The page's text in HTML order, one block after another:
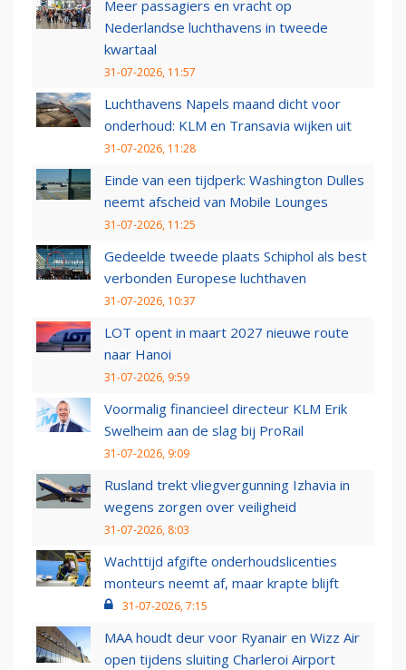
Meer passagiers en vracht op
Nederlandse luchthavens in tweede
kwartaal
31-07-2026, 11:57
Luchthavens Napels maand dicht voor
onderhoud: KLM en Transavia wijken uit
31-07-2026, 11:28
Einde van een tijdperk: Washington Dulles
neemt afscheid van Mobile Lounges
31-07-2026, 11:25
Gedeelde tweede plaats Schiphol als best
verbonden Europese luchthaven
31-07-2026, 10:37
LOT opent in maart 2027 nieuwe route
naar Hanoi
31-07-2026, 9:59
Voormalig financieel directeur KLM Erik
Swelheim aan de slag bij ProRail
31-07-2026, 9:09
Rusland trekt vliegvergunning Izhavia in
wegens zorgen over veiligheid
31-07-2026, 8:03
Wachttijd afgifte onderhoudslicenties
monteurs neemt af, maar krapte blijft
31-07-2026, 7:15
MAA houdt deur voor Ryanair en Wizz Air
open tijdens sluiting Charleroi Airport